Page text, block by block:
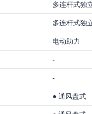
多连杆式独
多连杆式独
电动助力
-
-
● 通风盘式